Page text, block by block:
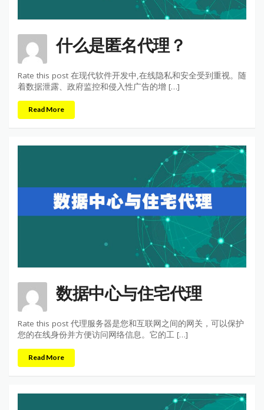
什么是匿名代理？
Rate this post 在现代软件开发中,在线隐私和安全受到重视。随
着数据泄露、政府监控和侵入性广告的增 […]
Read More
数据中心与住宅代理
Rate this post 代理服务器是您和互联网之间的网关，可以保护
您的在线身份并方便访问网络信息。它的工 […]
Read More